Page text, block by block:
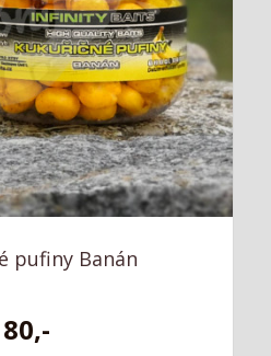
pufiny Banán
80,-